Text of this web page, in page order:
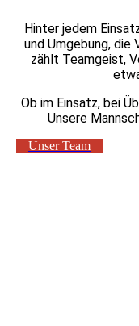
Hinter jedem
und Umgebung, die
zählt Teamgeist,
Ob im Einsatz, bei
Unsere
Unser Team